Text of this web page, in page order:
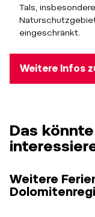
Tals,
eingeschränkt.
Weitere Infos
Das
Weitere